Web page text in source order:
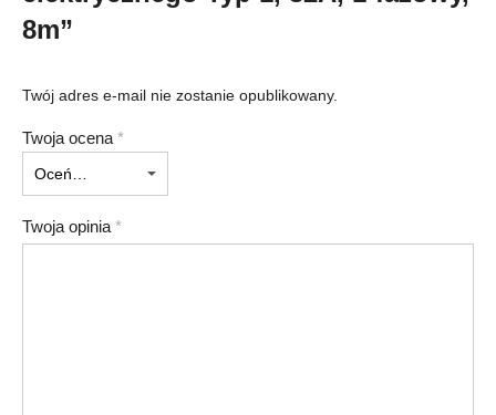
8m”
Twój adres e-mail nie zostanie opublikowany.
Twoja ocena *
Twoja opinia *